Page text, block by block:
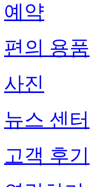
예약
편의 용품
사진
뉴스 센터
고객 후기